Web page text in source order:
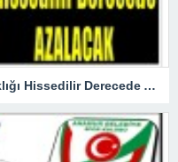
Valilikten Kritik Uyarı ; Hava Sıcaklığı Hissedilir Derecede Azalacak!